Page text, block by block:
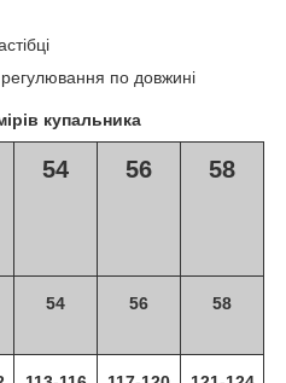
по довжині
купальника
54 56 58
54 56 58